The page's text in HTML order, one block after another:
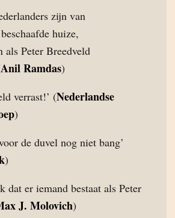
zijn van
huize,
als Peter Breedveld
Anil Ramdas)
verrast!’ (Nederlandse
)
de duvel nog niet bang’
)
dat er iemand bestaat als Peter
J. Molovich)